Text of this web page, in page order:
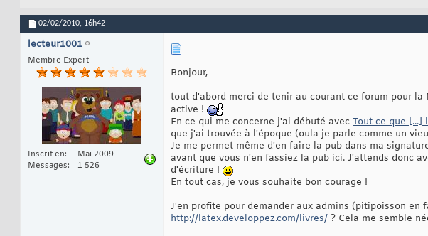
02/02/2010, 16h42
lecteur1001
Membre Expert
Inscrit en
Mai 2009
Messages
1 526
Bonjour,
tout d'abord merci de tenir au courant ce forum pour
active !
En ce qui me concerne j'ai débuté avec Tout ce que [...]
que j'ai trouvée à l'époque (oula je parle comme un
Je me permet même d'en faire la pub dans ma
avant que vous n'en fassiez la pub ici. J'attends donc
d'écriture !
En tout cas, je vous souhaite bon courage !
J'en profite pour demander aux admins (pitipoisson
http://latex.developpez.com/livres/ ? Cela me semble